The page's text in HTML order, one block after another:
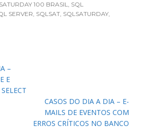
100 BRASIL, SQL
SERVER, SQLSAT, SQLSATURDAY,
–
E
CASOS DO DIA A DIA – E-
MAILS DE EVENTOS COM
ERROS CRÍTICOS NO BANCO